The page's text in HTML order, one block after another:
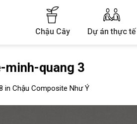
Chậu Cây Dự án thực tế
quang 3
in Chậu Composite Như Ý